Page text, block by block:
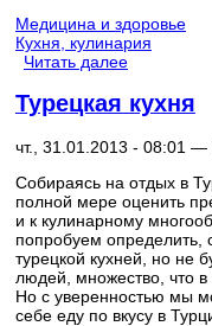
Медицина и здоровье
Кухня, кулинария
Читать далее
Турецкая кухня
чт., 31.01.2013 - 08:01 —
Собираясь на отдых в
полной мере оценить
и к кулинарному
попробуем определить,
турецкой кухней, но не
людей, множество, что в
Но с уверенностью мы
себе еду по вкусу в